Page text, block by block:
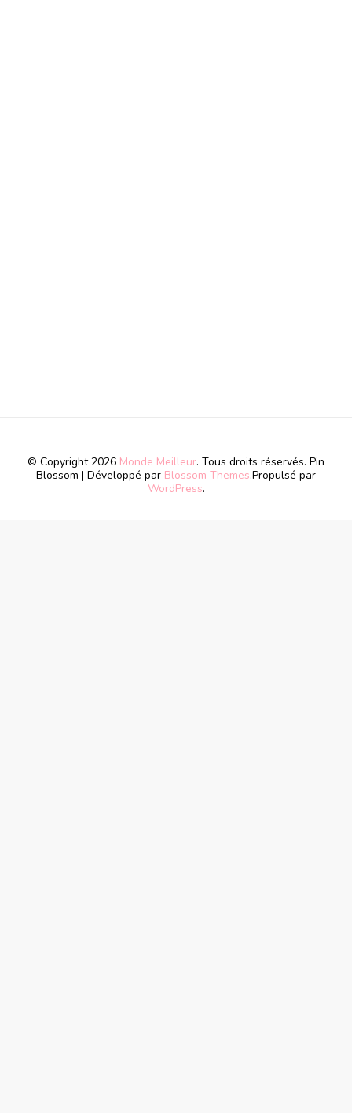
© Copyright 2026 Monde Meilleur. Tous droits réservés. Pin
Blossom | Développé par Blossom Themes.Propulsé par
WordPress.